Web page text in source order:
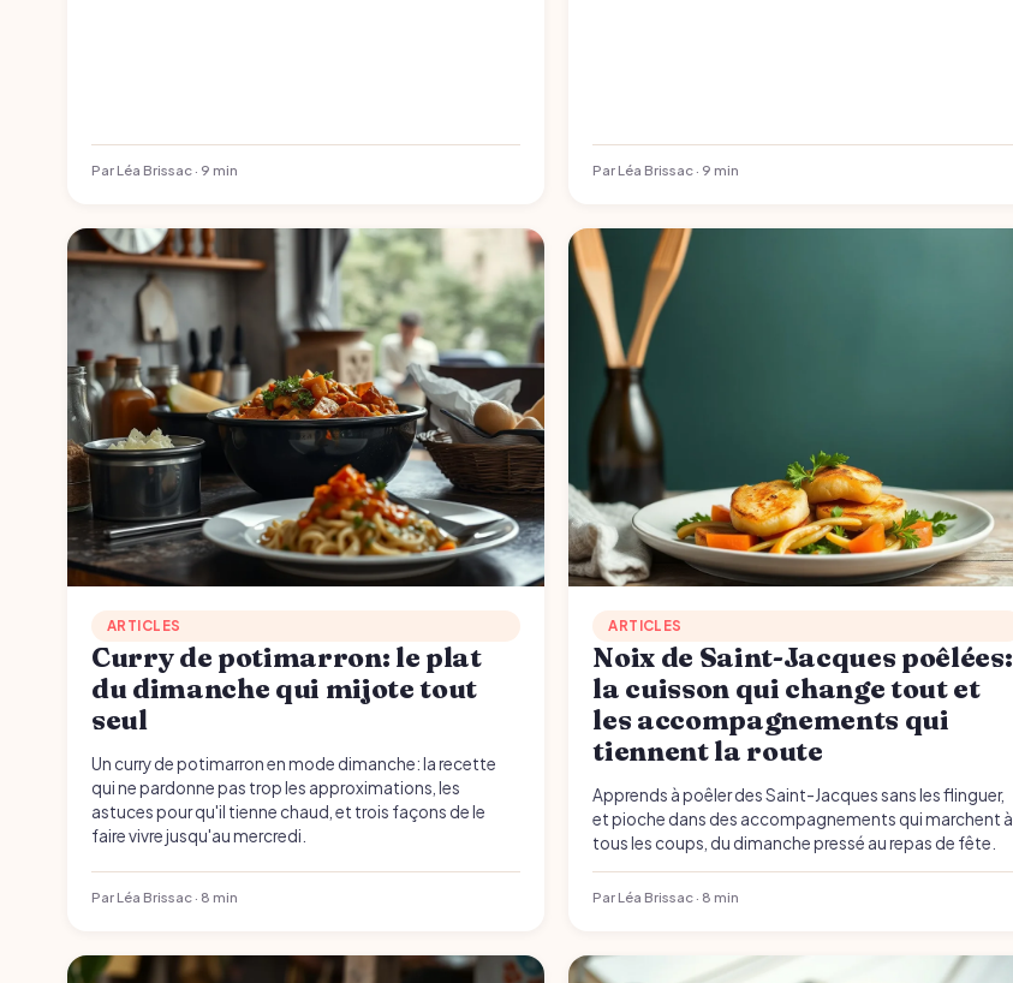
Par Léa Brissac · 9 min Par Léa Brissac · 9 min
ARTICLES
Curry de potimarron: le plat
du dimanche qui mijote tout
seul
Un curry de potimarron en mode dimanche: la recette
qui ne pardonne pas trop les approximations, les
astuces pour qu'il tienne chaud, et trois façons de le
faire vivre jusqu'au mercredi.
Par Léa Brissac · 8 min
ARTICLES
Noix de Saint-Jacques poêlées:
la cuisson qui change tout et
les accompagnements qui
tiennent la route
Apprends à poêler des Saint-Jacques sans les flinguer,
et pioche dans des accompagnements qui marchent à
tous les coups, du dimanche pressé au repas de fête.
Par Léa Brissac · 8 min